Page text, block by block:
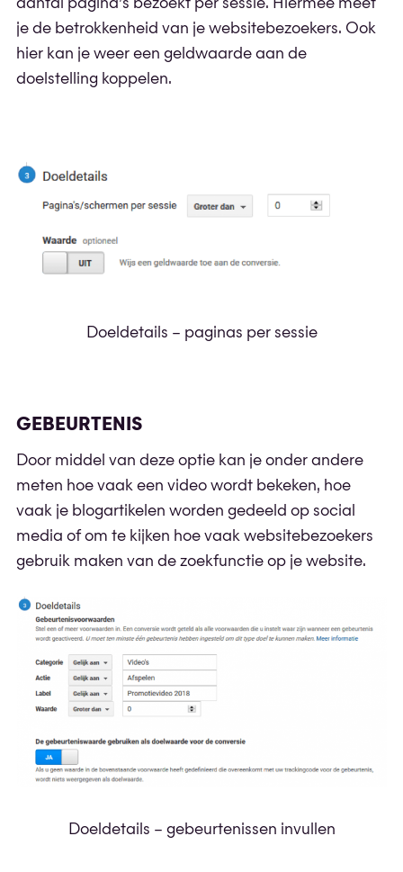
aantal pagina’s bezoekt per sessie. Hiermee meet
je de betrokkenheid van je websitebezoekers. Ook
hier kan je weer een geldwaarde aan de
doelstelling koppelen.
Doeldetails – paginas per sessie
GEBEURTENIS
Door middel van deze optie kan je onder andere
meten hoe vaak een video wordt bekeken, hoe
vaak je blogartikelen worden gedeeld op social
media of om te kijken hoe vaak websitebezoekers
gebruik maken van de zoekfunctie op je website.
Doeldetails – gebeurtenissen invullen